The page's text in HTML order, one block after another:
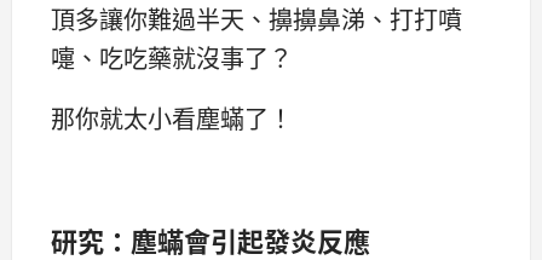
頂多讓你難過半天、擤擤鼻涕、打打噴
嚏、吃吃藥就沒事了？
那你就太小看塵蟎了！
研究：塵蟎會引起發炎反應